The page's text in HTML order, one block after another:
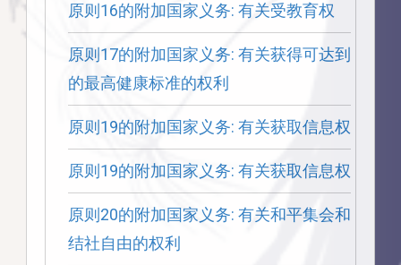
原则16的附加国家义务: 有关受教育权
原则17的附加国家义务: 有关获得可达到
的最高健康标准的权利
原则19的附加国家义务: 有关获取信息权
原则19的附加国家义务: 有关获取信息权
原则20的附加国家义务: 有关和平集会和
结社自由的权利